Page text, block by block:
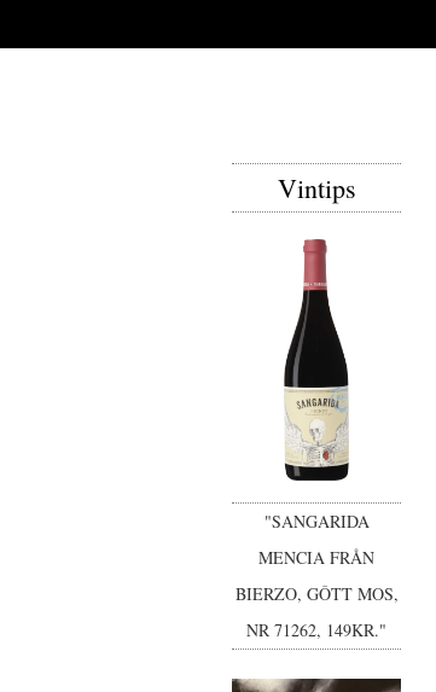
Vintips
"SANGARIDA
MENCIA FRÅN
BIERZO, GÔTT MOS,
NR 71262, 149KR."